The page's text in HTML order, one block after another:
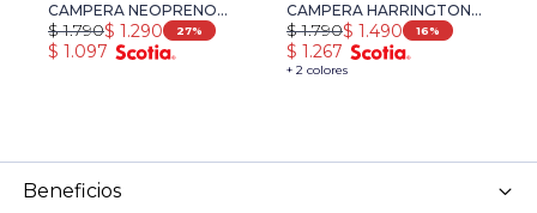
CAMPERA NEOPRENO
NAVIGATOR - VERDE
$ 1.290
$ 1.790 27
$ 1.097
CAMPERA HARRINGTON
URBAN - VERDE
+ 2 colores
$ 1.490
$ 1.790 16
$ 1.267
Beneficios